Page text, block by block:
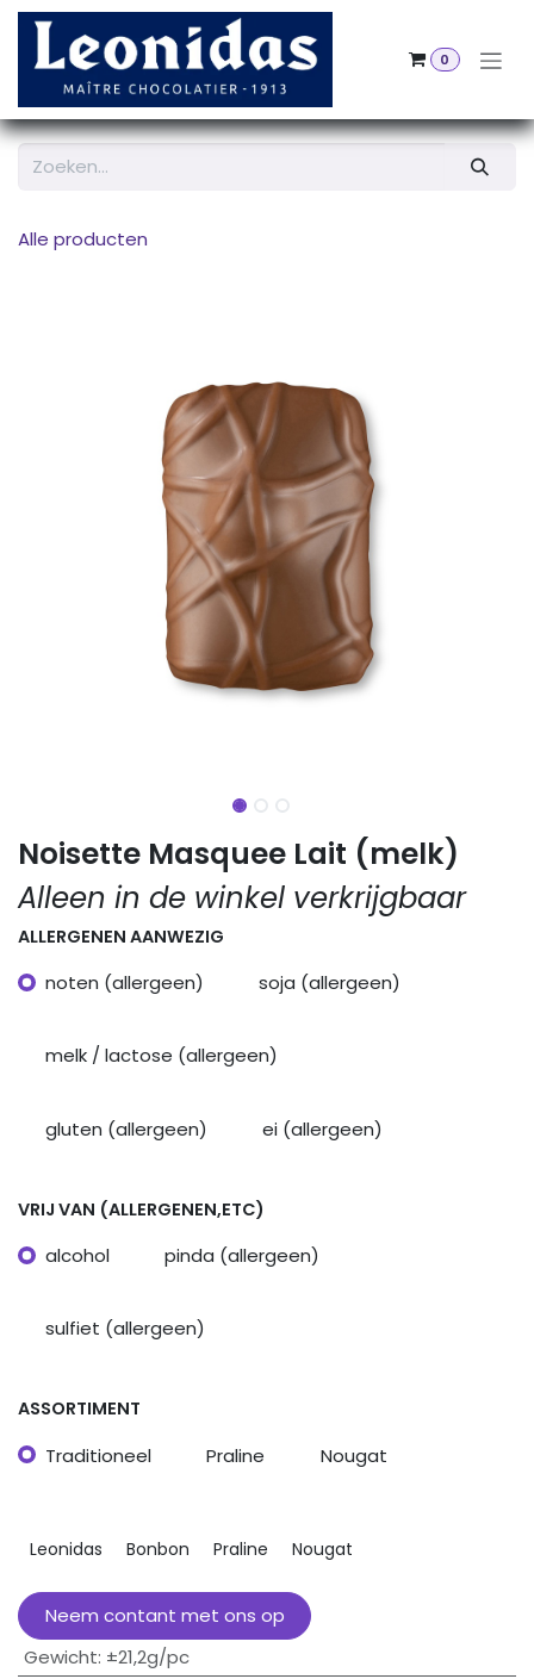
Overslaan naar inhoud
0
Alle producten
Noisette Masquee Lait (melk)
Alleen in de winkel verkrijgbaar
ALLERGENEN AANWEZIG
noten (allergeen) soja (allergeen)
melk / lactose (allergeen)
gluten (allergeen) ei (allergeen)
VRIJ VAN (ALLERGENEN,ETC)
alcohol pinda (allergeen)
sulfiet (allergeen)
ASSORTIMENT
Traditioneel Praline Nougat
Leonidas Bonbon Praline Nougat
Neem contant met ons op
Gewicht: ±21,2g/pc